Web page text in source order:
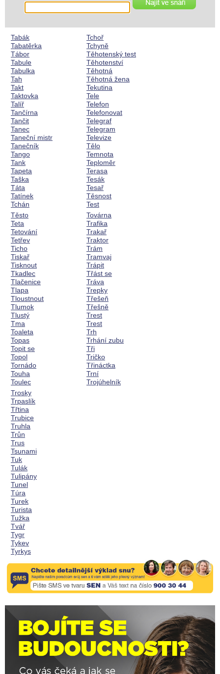
Tabák
Tabatěrka
Tábor
Tabule
Tabulka
Tah
Takt
Taktovka
Talíř
Tančírna
Tančit
Tanec
Taneční mistr
Tanečník
Tango
Tank
Tapeta
Taška
Táta
Tatínek
Tchán
Tchoř
Tchyně
Těhotenský test
Těhotenství
Těhotná
Těhotná žena
Tekutina
Tele
Telefon
Telefonovat
Telegraf
Telegram
Televize
Tělo
Temnota
Teploměr
Terasa
Tesák
Tesař
Těsnost
Test
Těsto
Teta
Tetování
Tetřev
Ticho
Tiskař
Tisknout
Tkadlec
Tlačenice
Tlapa
Tloustnout
Tlumok
Tlustý
Tma
Toaleta
Topas
Topit se
Topol
Tornádo
Touha
Toulec
Továrna
Trafika
Trakař
Traktor
Trám
Tramvaj
Trápit
Třást se
Tráva
Trepky
Třešeň
Třešně
Trest
Trest
Trh
Trhání zubu
Tři
Tričko
Třináctka
Trní
Trojúhelník
Trosky
Trpaslík
Třtina
Trubice
Truhla
Trůn
Trus
Tsunami
Tuk
Tulák
Tulipány
Tunel
Túra
Turek
Turista
Tužka
Tvář
Tygr
Tykev
Tyrkys